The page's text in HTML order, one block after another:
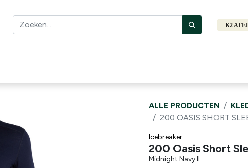
K2
ALLE PRODUCTEN
200 OASIS SHORT
Icebreaker
200 Oasis Short
Midnight Navy II